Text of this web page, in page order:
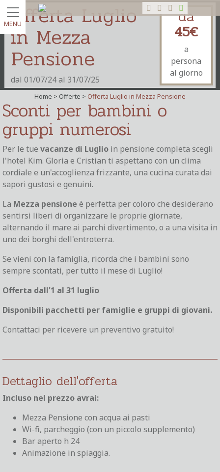
MENU
Offerta Luglio
in Mezza
Pensione
dal 01/07/24 al 31/07/25
da
45€
a
persona
al giorno
Home > Offerte > Offerta Luglio in Mezza Pensione
Sconti per bambini o
gruppi numerosi
Per le tue vacanze di Luglio in pensione completa scegli
l'hotel Kim. Gloria e Cristian ti aspettano con un clima
cordiale e un'accoglienza frizzante, una cucina curata dai
sapori gustosi e genuini.
La Mezza pensione è perfetta per coloro che desiderano
sentirsi liberi di organizzare le proprie giornate,
alternando il mare ai parchi divertimento, o a una visita in
uno dei borghi dell'entroterra.
Se vieni con la famiglia, ricorda che i bambini sono
sempre scontati, per tutto il mese di Luglio!
Offerta dall'1 al 31 luglio
Disponibili pacchetti per famiglie e gruppi di giovani.
Contattaci per ricevere un preventivo gratuito!
Dettaglio dell'offerta
Incluso nel prezzo avrai:
Mezza Pensione con acqua ai pasti
Wi-fi, parcheggio (con un piccolo supplemento)
Bar aperto h 24
Animazione in spiaggia.